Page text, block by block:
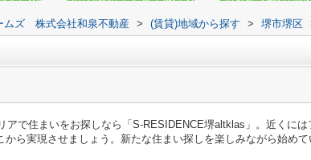
ムズ 株式会社和泉不動産 > (賃貸)地域から探す > 堺市堺区
アで住まいをお探しなら「S-RESIDENCE堺altklas」。近くに
ら実現させましょう。新たな住まい探しを楽しみながら始め